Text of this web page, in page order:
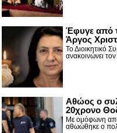
Έφυγε από
Άργος
Το Διοικητικό
ανακοινώνει
Αθώος ο
20χρονο
Με ομόφωνη
αθωώθηκε ο